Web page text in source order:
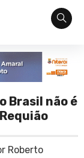
Brasil não é
Roberto